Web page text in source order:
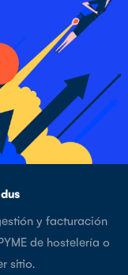
y facturación
de hostelería o
sitio.